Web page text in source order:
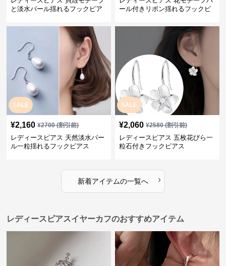
と淡水パール揺れるフックピア
ール付きリボン揺れるフックピ
SALE
¥2,160 ¥2700(割引前)
レディースピアス 天然淡水パー
ル一粒揺れるフックピアス
SALE
¥2,060 ¥2580(割引前)
レディースピアス 五枚花びら一
粒石付きフックピアス
新着アイテムの一覧へ ›
レディースピアスイヤーカフのおすすめアイテム